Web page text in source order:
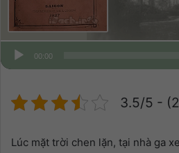
00:00
3.5/5 -
Lúc mặt trời chen lặn, tại nhà ga